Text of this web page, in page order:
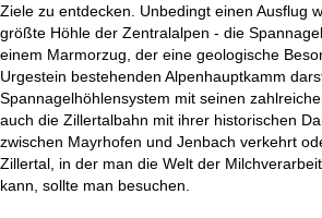
Ziele zu entdecken. Unbedingt einen Ausflug
größte Höhle der Zentralalpen - die
einem Marmorzug, der eine geologische
Urgestein bestehenden Alpenhauptkamm
Spannagelhöhlensystem mit seinen
auch die Zillertalbahn mit ihrer historischen
zwischen Mayrhofen und Jenbach verkehrt
Zillertal, in der man die Welt der
kann, sollte man besuchen.